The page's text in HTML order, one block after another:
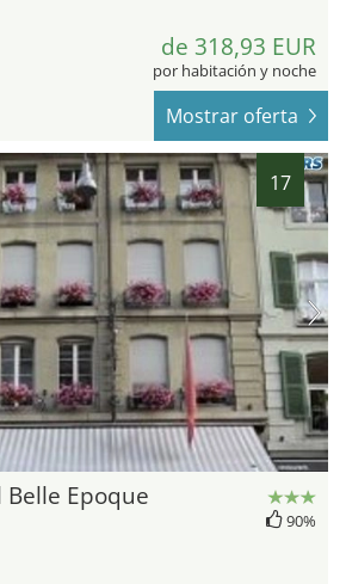
de 318,93 EUR
por habitación y noche
Mostrar oferta
17
Epoque
90%